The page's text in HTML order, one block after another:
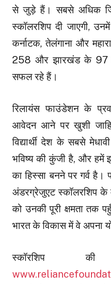
से जुड़े हैं। सबसे अधिक जिन
स्कॉलरशिप दी जाएगी,
कर्नाटक, तेलंगाना और
258 और झारखंड के 97
सफल रहे हैं।
रिलायंस फाउंडेशन के
आवेदन आने पर खुशी
विद्यार्थी देश के सबसे
भविष्य की कुंजी है, और हमें
का हिस्सा बनने पर गर्व है।
अंडरग्रेजुएट स्कॉलरशिप के
को उनकी पूरी क्षमता तक
भारत के विकास में वे अपना
स्कॉरशिप